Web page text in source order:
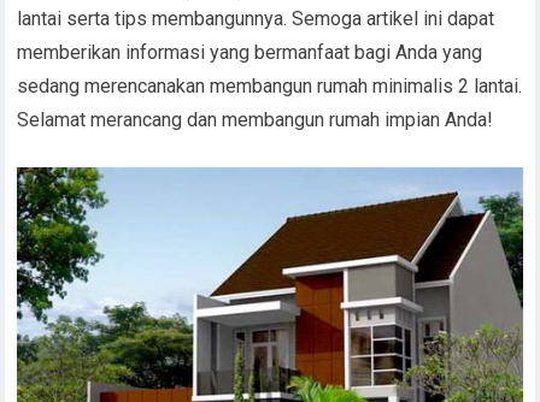
lantai serta tips membangunnya. Semoga artikel ini dapat
memberikan informasi yang bermanfaat bagi Anda yang
sedang merencanakan membangun rumah minimalis 2 lantai.
Selamat merancang dan membangun rumah impian Anda!